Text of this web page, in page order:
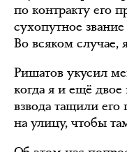
по контракту его
сухопутное
Во всяком случае,
Ришатов укусил
когда я и ещё
взвода тащили его
на улицу, чтобы